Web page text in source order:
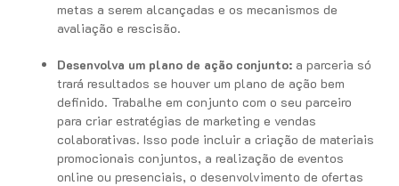
metas a serem alcançadas e os mecanismos de
avaliação e rescisão.
Desenvolva um plano de ação conjunto: a parceria só
trará resultados se houver um plano de ação bem
definido. Trabalhe em conjunto com o seu parceiro
para criar estratégias de marketing e vendas
colaborativas. Isso pode incluir a criação de materiais
promocionais conjuntos, a realização de eventos
online ou presenciais, o desenvolvimento de ofertas